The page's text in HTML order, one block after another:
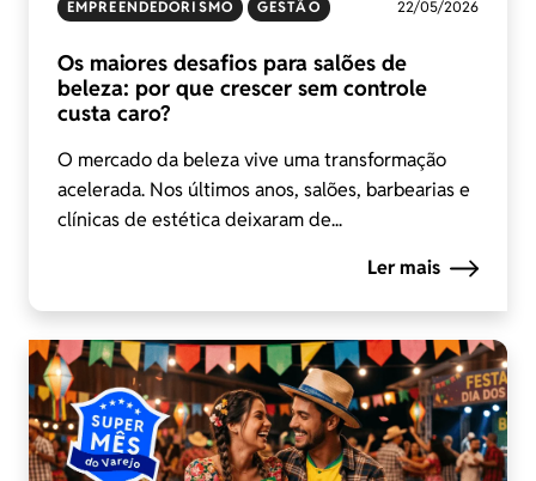
EMPREENDEDORISMO GESTÃO 22/05/2026
Os maiores desafios para salões de
beleza: por que crescer sem controle
custa caro?
O mercado da beleza vive uma transformação
acelerada. Nos últimos anos, salões, barbearias e
clínicas de estética deixaram de...
Ler mais